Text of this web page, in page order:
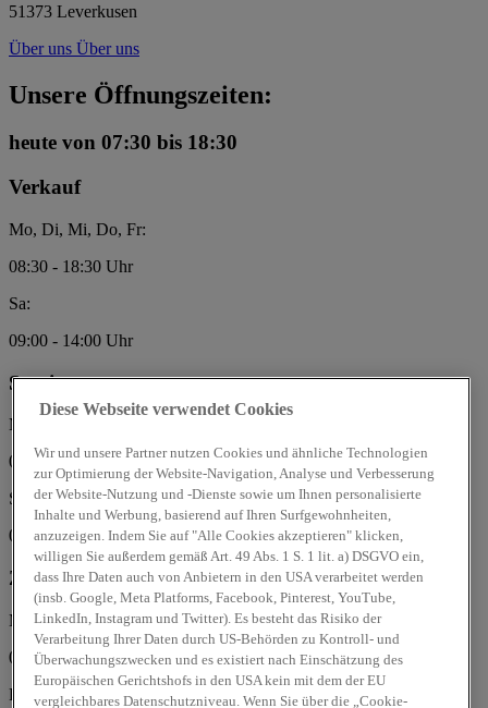
51373 Leverkusen
Über uns Über uns
Unsere Öffnungszeiten:
heute von 07:30 bis 18:30
Verkauf
Mo, Di, Mi, Do, Fr:
08:30 - 18:30 Uhr
Sa:
09:00 - 14:00 Uhr
Service
Mo, Di, Mi, Do, Fr:
07:30 - 18:30 Uhr
Sa:
09:00 - 14:00 Uhr
Zubehör/Teile
Mo, Di, Mi, Do:
08:00 - 17:00 Uhr
Fr:
Diese Webseite verwendet Cookies
Wir und unsere Partner nutzen Cookies und ähnliche Technologien
zur Optimierung der Website-Navigation, Analyse und Verbesserung
der Website-Nutzung und -Dienste sowie um Ihnen personalisierte
Inhalte und Werbung, basierend auf Ihren Surfgewohnheiten,
anzuzeigen. Indem Sie auf "Alle Cookies akzeptieren" klicken,
willigen Sie außerdem gemäß Art. 49 Abs. 1 S. 1 lit. a) DSGVO ein,
dass Ihre Daten auch von Anbietern in den USA verarbeitet werden
(insb. Google, Meta Platforms, Facebook, Pinterest, YouTube,
LinkedIn, Instagram und Twitter). Es besteht das Risiko der
Verarbeitung Ihrer Daten durch US-Behörden zu Kontroll- und
Überwachungszwecken und es existiert nach Einschätzung des
Europäischen Gerichtshofs in den USA kein mit dem der EU
vergleichbares Datenschutzniveau. Wenn Sie über die „Cookie-